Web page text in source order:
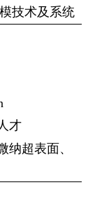
技术及系统
才
纳超表面、